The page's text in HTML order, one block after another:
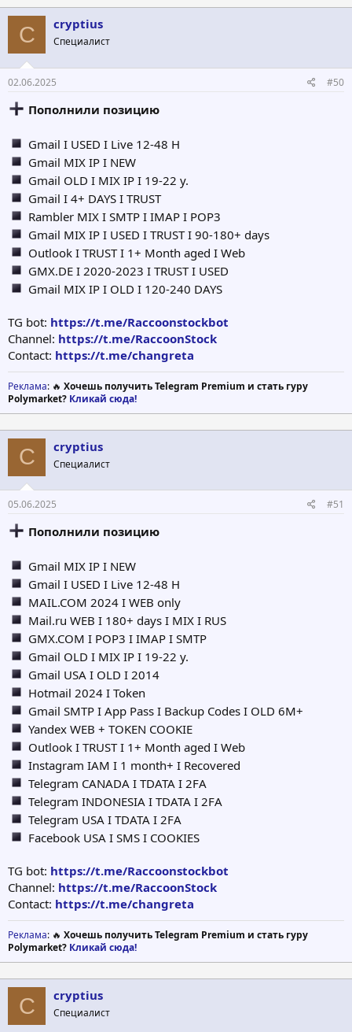
C cryptius
Специалист
02.06.2025 #50
Пополнили позицию
Gmail I USED I Live 12-48 H
Gmail MIX IP I NEW
Gmail OLD I MIX IP I 19-22 y.
Gmail I 4+ DAYS I TRUST
Rambler MIX I SMTP I IMAP I POP3
Gmail MIX IP I USED I TRUST I 90-180+ days
Outlook I TRUST I 1+ Month aged I Web
GMX.DE I 2020-2023 I TRUST I USED
Gmail MIX IP I OLD I 120-240 DAYS
TG bot: https://t.me/Raccoonstockbot
Channel: https://t.me/RaccoonStock
Contact: https://t.me/changreta
Реклама: 🔥 Хочешь получить Telegram Premium и стать гуру
Polymarket? Кликай сюда!
C cryptius
Специалист
05.06.2025 #51
Пополнили позицию
Gmail MIX IP I NEW
Gmail I USED I Live 12-48 H
MAIL.COM 2024 I WEB only
Mail.ru WEB I 180+ days I MIX I RUS
GMX.COM I POP3 I IMAP I SMTP
Gmail OLD I MIX IP I 19-22 y.
Gmail USA I OLD I 2014
Hotmail 2024 I Token
Gmail SMTP I App Pass I Backup Codes I OLD 6M+
Yandex WEB + TOKEN COOKIE
Outlook I TRUST I 1+ Month aged I Web
Instagram IAM I 1 month+ I Recovered
Telegram CANADA I TDATA I 2FA
Telegram INDONESIA I TDATA I 2FA
Telegram USA I TDATA I 2FA
Facebook USA I SMS I COOKIES
TG bot: https://t.me/Raccoonstockbot
Channel: https://t.me/RaccoonStock
Contact: https://t.me/changreta
Реклама: 🔥 Хочешь получить Telegram Premium и стать гуру
Polymarket? Кликай сюда!
C cryptius
Специалист